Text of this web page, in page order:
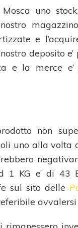
uno
e
deposito
e la merce
non
uno alla volta
1 KG e’ di 43
sul sito delle